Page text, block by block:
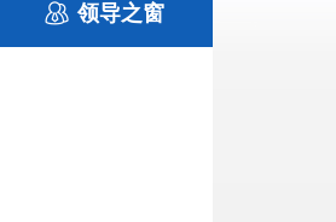
领导之窗